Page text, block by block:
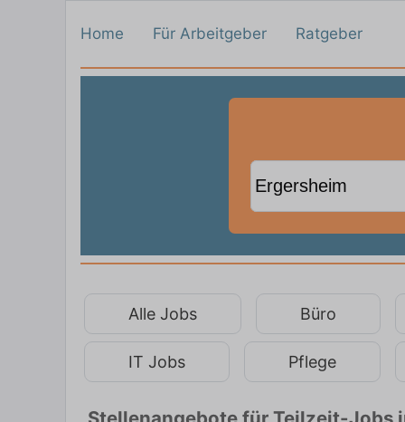
Home Für Arbeitgeber Ratgeber
Alle Jobs Büro
IT Jobs Pflege